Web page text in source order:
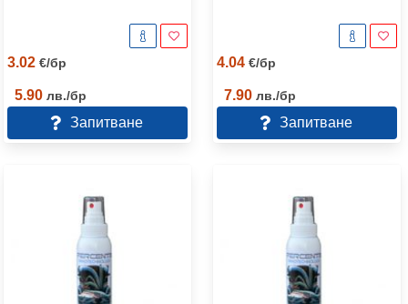
3.02 €/бр
5.90 лв./бр
Запитване
4.04 €/бр
7.90 лв./бр
Запитване